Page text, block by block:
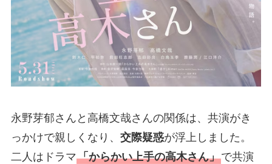
永野芽郁さんと高橋文哉さんの関係は、共演がき
っかけで親しくなり、 交際疑惑が浮上しました。
二人はドラマ「からかい上手の高木さん」で共演